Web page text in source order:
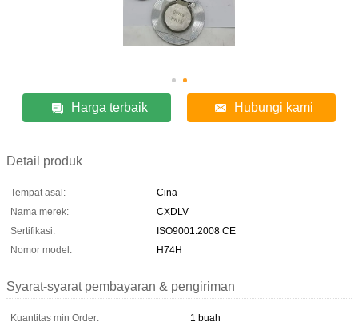
Harga terbaik Hubungi kami
Detail produk
Tempat asal:
Cina
Nama merek:
CXDLV
Sertifikasi:
ISO9001:2008 CE
Nomor model:
H74H
Syarat-syarat pembayaran & pengiriman
Kuantitas min Order:
1 buah